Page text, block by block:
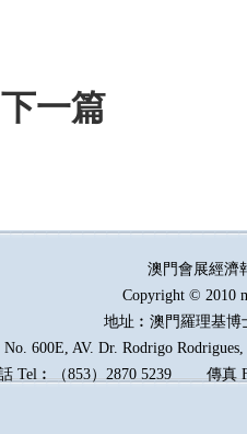
下一篇
澳門會展經
Copyright © 2010
地址︰澳門羅理基博
600E, AV. Dr. Rodrigo
Tel︰（853）2870 5239傳真